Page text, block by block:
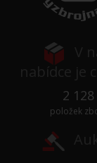
2 128
položek